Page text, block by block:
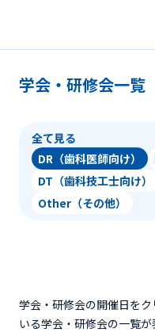
学会・研修会一覧
全て見る
DR（歯科医師向け）
DT（歯科技工士向け）
Other（その他）
学会・研修会の開催日を
いる学会・研修会の一覧が